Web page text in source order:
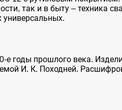
так и в быту – техника
универсальных.
е годы прошлого века.
И. К. Походней.